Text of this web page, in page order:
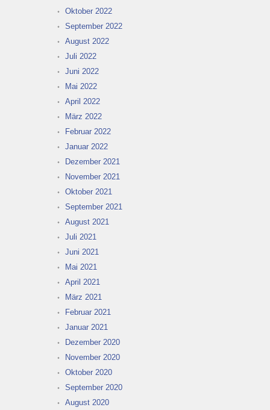
Oktober 2022
September 2022
August 2022
Juli 2022
Juni 2022
Mai 2022
April 2022
März 2022
Februar 2022
Januar 2022
Dezember 2021
November 2021
Oktober 2021
September 2021
August 2021
Juli 2021
Juni 2021
Mai 2021
April 2021
März 2021
Februar 2021
Januar 2021
Dezember 2020
November 2020
Oktober 2020
September 2020
August 2020